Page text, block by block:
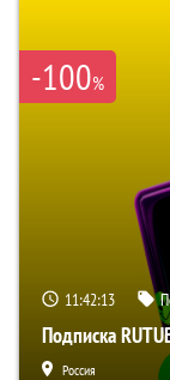
-100%
11:42:12
Подписка
Россия